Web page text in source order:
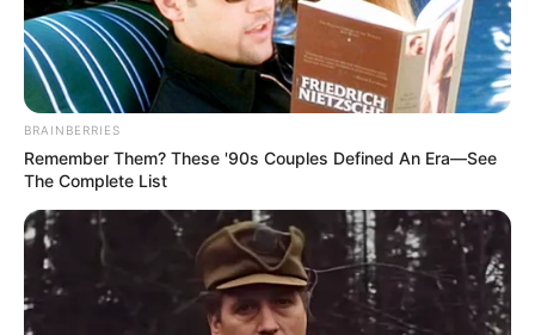
EMERGENCIAS POR LLUVIAS
FUERTES LLUVIAS
VIA AL LLANO
LIGA BETPLAY
METRO DE MEDELLÍN
CORTES DE LUZ
CORTES DE AGUA
FENÓMENO DEL NIÑO
BRAINBERRIES
Remember Them? These '90s Couples Defined An Era—See
The Complete List